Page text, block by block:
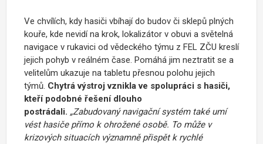
Ve chvílích, kdy hasiči vbíhají do budov či sklepů plných
kouře, kde nevidí na krok, lokalizátor v obuvi a světelná
navigace v rukavici od vědeckého týmu z FEL ZČU kreslí
jejich pohyb v reálném čase. Pomáhá jim neztratit se a
velitelům ukazuje na tabletu přesnou polohu jejich
týmů. Chytrá výstroj vznikla ve spolupráci s hasiči,
kteří podobné řešení dlouho
postrádali. „Zabudovaný navigační systém také umí
vést hasiče přímo k ohrožené osobě. To může v
krizových situacích významně přispět k rychlé